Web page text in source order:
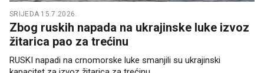
SRIJEDA 15.7.2026.
Zbog ruskih napada na ukrajinske luke izvoz
žitarica pao za trećinu
RUSKI napadi na crnomorske luke smanjili su ukrajinski